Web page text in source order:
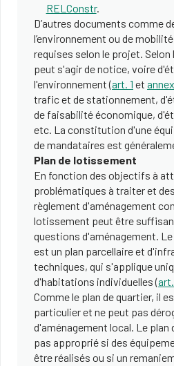
RELConstr.
D’autres documents comme
l’environnement ou de
requises selon le projet.
peut s'agir de notice, voire
l'environnement (art. 1 et
trafic et de stationnement,
de faisabilité économique,
etc. La constitution d'une
de mandataires est
Plan de lotissement
En fonction des objectifs à
problématiques à traiter et
règlement d'aménagement
lotissement peut être
questions d'aménagement.
est un plan parcellaire et
techniques, qui s'applique
d'habitations individuelles (
Comme le plan de quartier, il
particulier et ne peut pas
d'aménagement local. Le
pas approprié si des
être réalisés ou si un